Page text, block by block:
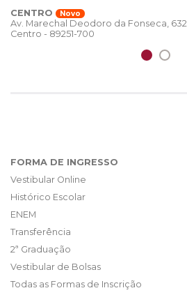
CENTRO
Novo
Av. Marechal Deodoro da Fonseca, 632
Centro - 89251-700
FORMA DE INGRESSO
Vestibular Online
Histórico Escolar
ENEM
Transferência
2ª Graduação
Vestibular de Bolsas
Todas as Formas de Inscrição